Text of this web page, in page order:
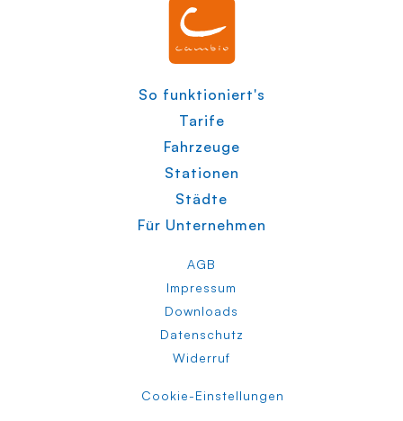
So funktioniert's
Tarife
Fahrzeuge
Stationen
Städte
Für Unternehmen
AGB
Impressum
Downloads
Datenschutz
Widerruf
Cookie-Einstellungen